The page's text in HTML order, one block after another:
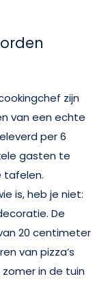
zijn
van een echte
per 6
gasten te
tafelen.
is, heb je niet:
De
20 centimeter
van pizza’s
in de tuin